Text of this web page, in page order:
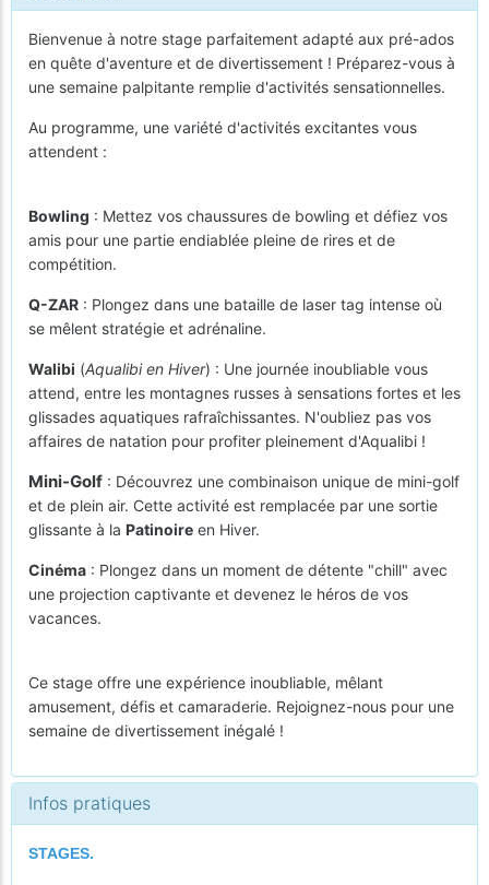
Bienvenue à notre stage parfaitement adapté aux pré-ados
en quête d'aventure et de divertissement ! Préparez-vous à
une semaine palpitante remplie d'activités sensationnelles.
Au programme, une variété d'activités excitantes vous
attendent :
Bowling : Mettez vos chaussures de bowling et défiez vos
amis pour une partie endiablée pleine de rires et de
compétition.
Q-ZAR : Plongez dans une bataille de laser tag intense où
se mêlent stratégie et adrénaline.
Walibi (Aqualibi en Hiver) : Une journée inoubliable vous
attend, entre les montagnes russes à sensations fortes et les
glissades aquatiques rafraîchissantes. N'oubliez pas vos
affaires de natation pour profiter pleinement d'Aqualibi !
Mini-Golf : Découvrez une combinaison unique de mini-golf
et de plein air. Cette activité est remplacée par une sortie
glissante à la Patinoire en Hiver.
Cinéma : Plongez dans un moment de détente "chill" avec
une projection captivante et devenez le héros de vos
vacances.
Ce stage offre une expérience inoubliable, mêlant
amusement, défis et camaraderie. Rejoignez-nous pour une
semaine de divertissement inégalé !
Infos pratiques
STAGES.